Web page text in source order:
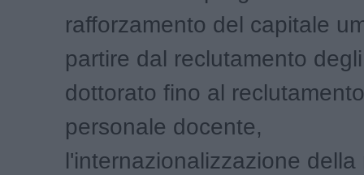
rafforzamento del capitale
partire dal reclutamento
dottorato fino al
personale docente,
l'internazionalizzazione della